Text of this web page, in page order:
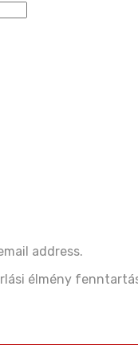
address.
élmény